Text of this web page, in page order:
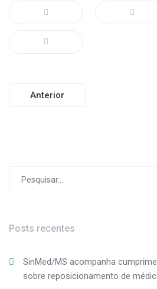
Navegação
Anterior
Posts recentes
SinMed/MS acompanha
sobre reposicionamento de